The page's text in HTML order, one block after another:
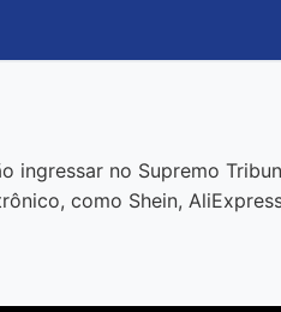
ingressar no Supremo
como Shein,